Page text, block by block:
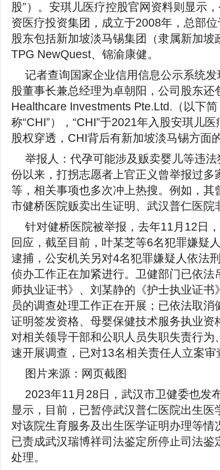
股”）。安琪儿医疗控股官网资料则显示
资医疗投资集团，成立于2008年，总部
股东包括新加坡淡马锡集团（隶属新加坡
TPG NewQuest、锦渝康健。
记者查询国家企业信用信息公示系统
股董事长兼总经理为卓朝阳，公司股东还
Healthcare Investments Pte.Ltd.（以下简
称“CHI”），“CHI”于2021年入股安琪儿
股权穿透，CHI背后有新加坡淡马锡方面
举报人：代孕可能涉及贩卖婴儿等违
份以来，打拐志愿者上官正义曾举报过多
等，相关事项也多次冲上热搜。例如，其
市健桥医院贩卖出生证明、武汉普仁医院
针对健桥医院被举报，去年11月12日
回应，截至目前，叶某芝等6名犯罪嫌疑
逮捕，公安机关另对4名犯罪嫌疑人依法
侦办工作正在加紧进行。卫健部门已依法
师执业证书》、刘某静的《护士执业证书
员的调查处理工作正在开展；已依法取消
证明签发资格、母婴保健技术服务执业资
对相关领导干部和公职人员失职失责行为
速开展调查，已对13名相关责任人立案审
图片来源：网页截图
2023年11月28日，武汉市卫健委也发
显示，目前，已暂停武汉普仁医院出生医
对该院生育服务及出生医学证明办理等情
已责成武汉瑞博祥司法鉴定所停止司法鉴
处理。